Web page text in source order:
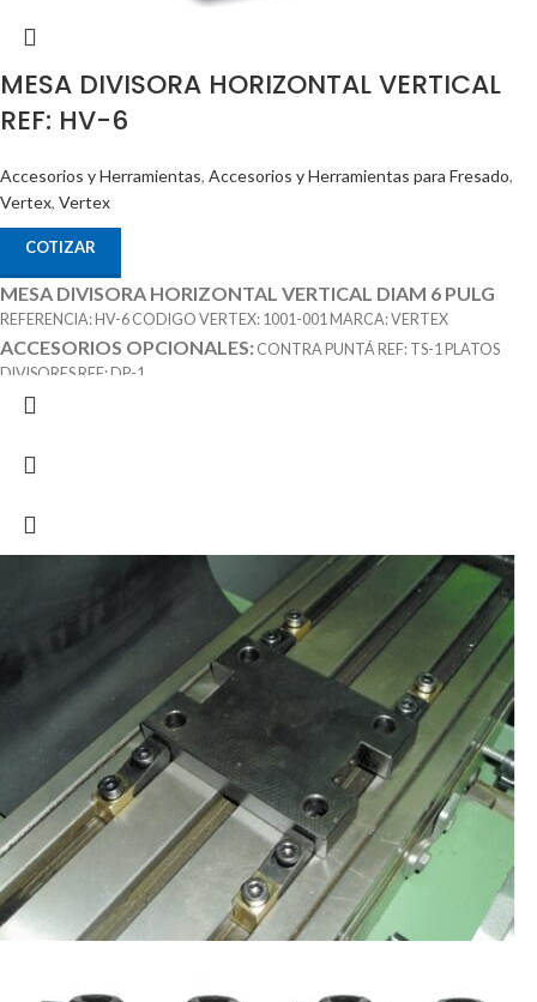
MESA DIVISORA HORIZONTAL VERTICAL
REF: HV-6
Accesorios y Herramientas, Accesorios y Herramientas para Fresado,
Vertex, Vertex
COTIZAR
MESA DIVISORA HORIZONTAL VERTICAL DIAM 6 PULG
REFERENCIA: HV-6 CODIGO VERTEX: 1001-001 MARCA: VERTEX
ACCESORIOS OPCIONALES: CONTRA PUNTÁ REF: TS-1 PLATOS
DIVISORES REF: DP-1